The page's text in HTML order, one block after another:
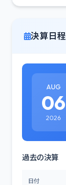
決算日程
AUG
06
2026
過去の決算
日付